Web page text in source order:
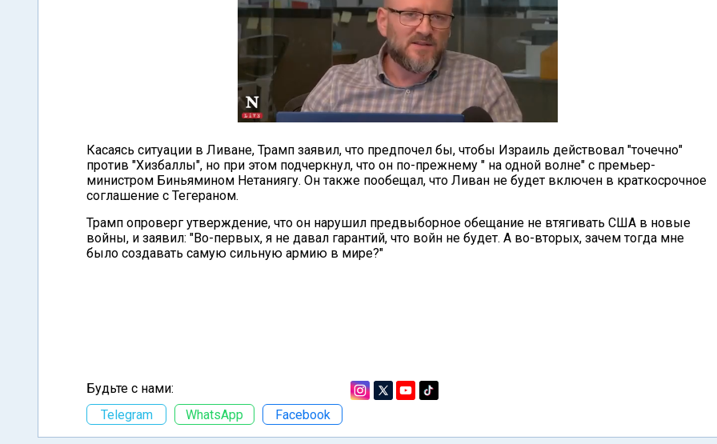
Касаясь ситуации в Ливане, Трамп заявил, что предпочел бы, чтобы Израиль действовал "точечно"
против "Хизбаллы", но при этом подчеркнул, что он по-прежнему " на одной волне" с премьер-
министром Биньямином Нетаниягу. Он также пообещал, что Ливан не будет включен в краткосрочное
соглашение с Тегераном.
Трамп опроверг утверждение, что он нарушил предвыборное обещание не втягивать США в новые
войны, и заявил: "Во-первых, я не давал гарантий, что войн не будет. А во-вторых, зачем тогда мне
было создавать самую сильную армию в мире?"
Будьте с нами:
Telegram
WhatsApp Facebook